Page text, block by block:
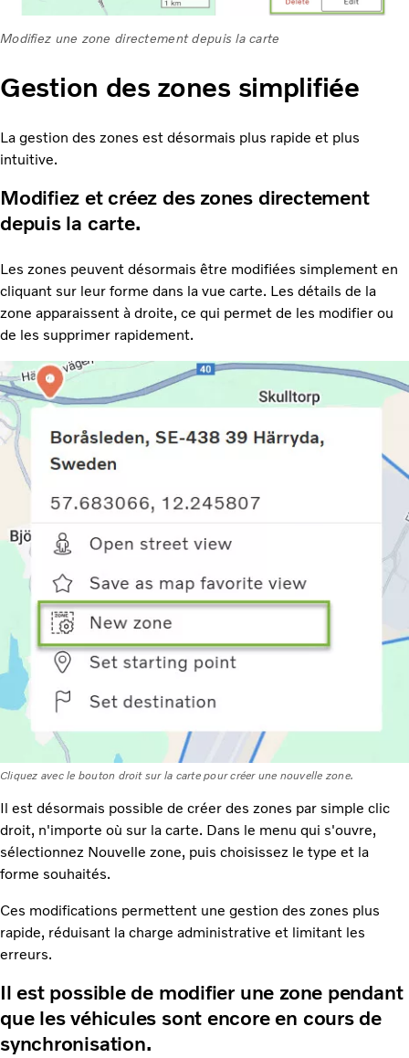
Modifiez une zone directement depuis la carte
Gestion des zones simplifiée
La gestion des zones est désormais plus rapide et plus
intuitive.
Modifiez et créez des zones directement
depuis la carte.
Les zones peuvent désormais être modifiées simplement en
cliquant sur leur forme dans la vue carte. Les détails de la
zone apparaissent à droite, ce qui permet de les modifier ou
de les supprimer rapidement.
Cliquez avec le bouton droit sur la carte pour créer une nouvelle zone.
Il est désormais possible de créer des zones par simple clic
droit, n'importe où sur la carte. Dans le menu qui s'ouvre,
sélectionnez Nouvelle zone, puis choisissez le type et la
forme souhaités.
Ces modifications permettent une gestion des zones plus
rapide, réduisant la charge administrative et limitant les
erreurs.
Il est possible de modifier une zone pendant
que les véhicules sont encore en cours de
synchronisation.